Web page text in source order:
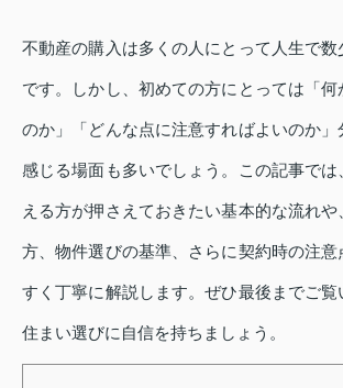
不動産の購入は多くの人にとって人生で
です。しかし、初めての方にとっては「
のか」「どんな点に注意すればよいのか」
感じる場面も多いでしょう。この記事で
える方が押さえておきたい基本的な流れや
方、物件選びの基準、さらに契約時の注
すく丁寧に解説します。ぜひ最後までご
住まい選びに自信を持ちましょう。